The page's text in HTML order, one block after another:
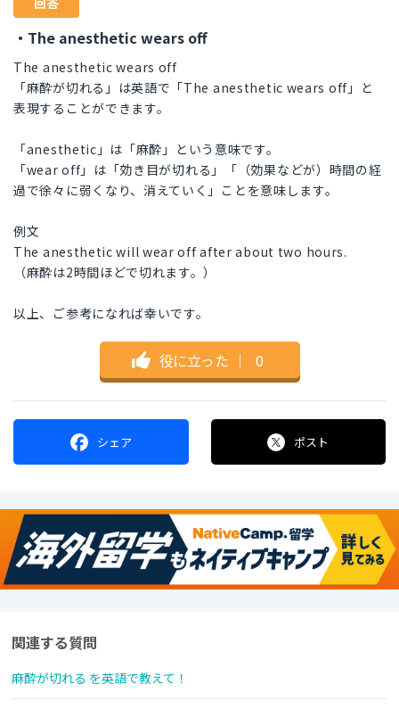
・The anesthetic wears off
The anesthetic wears off
「麻酔が切れる」は英語で「The anesthetic wears off」と
表現することができます。
「anesthetic」は「麻酔」という意味です。
「wear off」は「効き目が切れる」「（効果などが）時間の経
過で徐々に弱くなり、消えていく」ことを意味します。
例文
The anesthetic will wear off after about two hours.
（麻酔は2時間ほどで切れます。）
以上、ご参考になれば幸いです。
役に立った ｜ 0
シェア ポスト
関連する質問
麻酔が切れる を英語で教えて！